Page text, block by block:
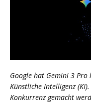
Google hat Gemini 3 Pro
Künstliche Intelligenz
Konkurrenz gemacht